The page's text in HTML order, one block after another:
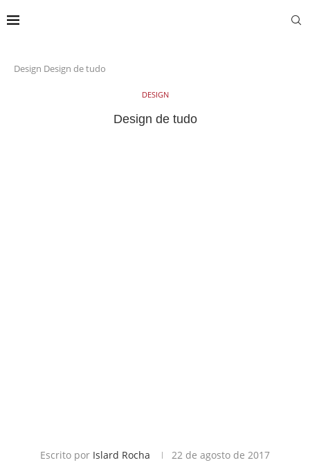
Design Design de tudo
DESIGN
Design de tudo
Escrito por Islard Rocha 22 de agosto de 2017